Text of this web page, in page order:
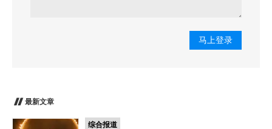
马上登录
最新文章
综合报道